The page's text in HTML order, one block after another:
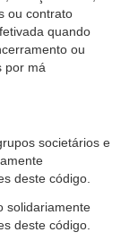
ou contrato
quando
ou
por má
societários e
deste código.
solidariamente
deste código.